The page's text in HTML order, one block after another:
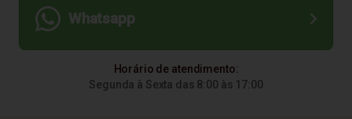
Whatsapp
Horário de atendimento:
Segunda à Sexta das 8:00 às 17:00